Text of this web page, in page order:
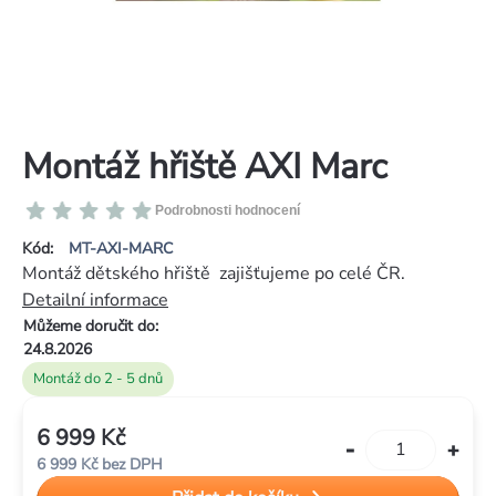
Montáž hřiště AXI Marc
Kód: MT-AXI-MARC
Průměrné
hodnocení
produktu
je
0,0
z
5
hvězdiček.
Podrobnosti hodnocení
Montáž do 2 - 5 dnů
Můžeme doručit do:
24.8.2026
Montáž dětského hřiště zajišťujeme po celé ČR.
Detailní informace
6 999 Kč
6 999 Kč bez DPH
cena: